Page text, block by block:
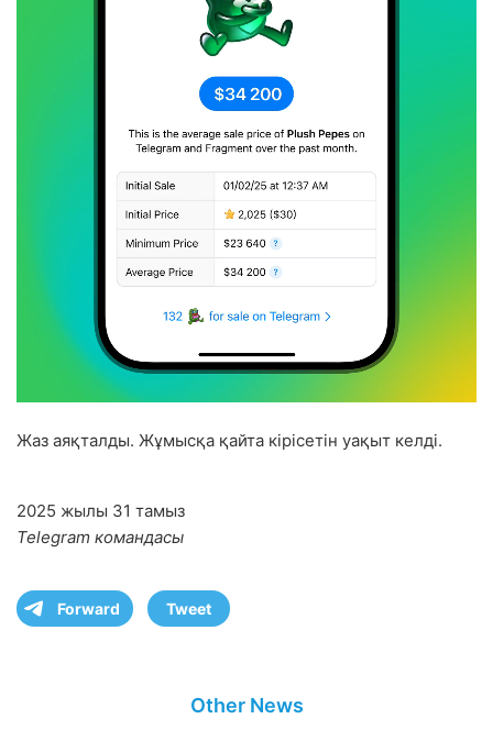
Жаз аяқталды. Жұмысқа қайта кірісетін уақыт келді.
2025 жылы 31 тамыз
Telegram командасы
Forward Tweet
Other News